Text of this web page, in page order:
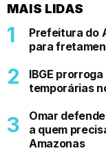
MAIS LIDAS
Prefeitura do
para
IBGE
temporárias
Omar
a quem
Amazonas